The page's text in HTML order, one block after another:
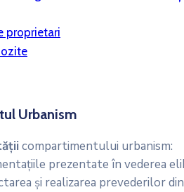
proprietari
Urbanism
compartimentului urbanism:
prezentate în vederea
și realizarea prevederilor